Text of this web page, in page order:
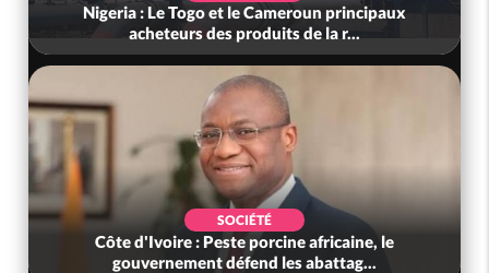
Nigeria : Le Togo et le Cameroun principaux
acheteurs des produits de la r...
SOCIÉTÉ
Côte d'Ivoire : Peste porcine africaine, le
gouvernement défend les abattag...